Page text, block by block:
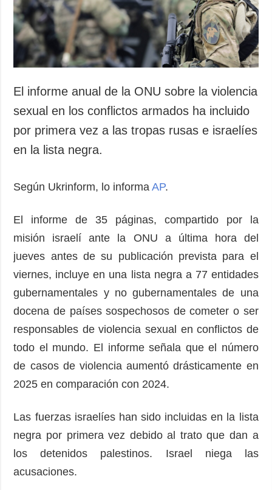
El informe anual de la ONU sobre la violencia
sexual en los conflictos armados ha incluido
por primera vez a las tropas rusas e israelíes
en la lista negra.
Según Ukrinform, lo informaAP.
El informe de 35 páginas, compartido por la
misión israelí ante la ONU a última hora del
jueves antes de su publicación prevista para el
viernes, incluye en una lista negra a 77 entidades
gubernamentales y no gubernamentales de una
docena de países sospechosos de cometer o ser
responsables de violencia sexual en conflictos de
todo el mundo. El informe señala que el número
de casos de violencia aumentó drásticamente en
2025 en comparación con 2024.
Las fuerzas israelíes han sido incluidas en la lista
negra por primera vez debido al trato que dan a
los detenidos palestinos. Israel niega las
acusaciones.